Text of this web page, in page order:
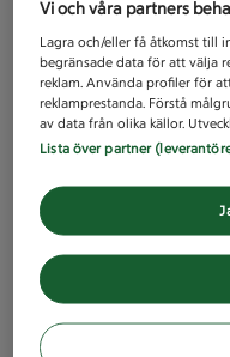
Vi och våra partners
Lagra och/eller få åtkomst till
begränsade data för att välja
reklam. Använda profiler för
reklamprestanda. Förstå
av data från olika källor.
Lista över partner